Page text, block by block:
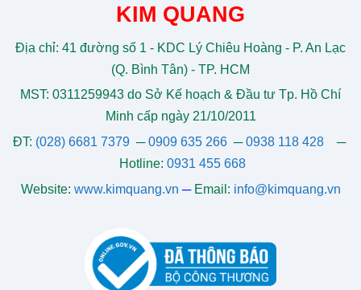
KIM QUANG
Địa chỉ: 41 đường số 1 - KDC Lý Chiêu Hoàng - P. An Lạc
(Q. Bình Tân) - TP. HCM
MST: 0311259943 do Sở Kế hoạch & Đầu tư Tp. Hồ Chí
Minh cấp ngày 21/10/2011
ĐT: (028) 6681 7379 ─0909 635 266─0938 118 428─
Hotline: 0931 455 668
Website: www.kimquang.vn ─ Email: info@kimquang.vn